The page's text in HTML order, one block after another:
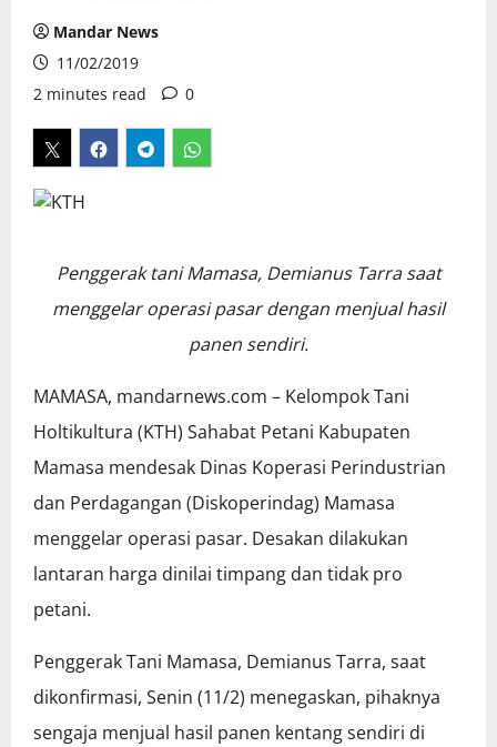
Mandar News
11/02/2019
2 minutes read
0
Penggerak tani Mamasa, Demianus Tarra saat
menggelar operasi pasar dengan menjual hasil
panen sendiri.
MAMASA, mandarnews.com – Kelompok Tani
Holtikultura (KTH) Sahabat Petani Kabupaten
Mamasa mendesak Dinas Koperasi Perindustrian
dan Perdagangan (Diskoperindag) Mamasa
menggelar operasi pasar. Desakan dilakukan
lantaran harga dinilai timpang dan tidak pro
petani.
Penggerak Tani Mamasa, Demianus Tarra, saat
dikonfirmasi, Senin (11/2) menegaskan, pihaknya
sengaja menjual hasil panen kentang sendiri di